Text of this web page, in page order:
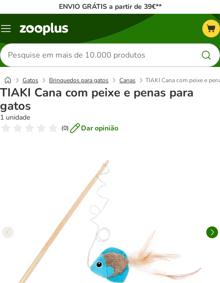
ENVIO GRÁTIS a partir de 39€**
Menu
Pesquisar
produtos
Gatos Brinquedos para gatos Canas TIAKI Cana com peixe e
TIAKI Cana com peixe e penas para
gatos
1 unidade
(0) Dar opinião